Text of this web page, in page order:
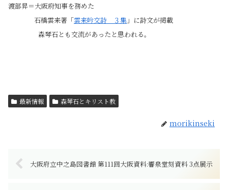
渡部昇＝大阪府知事を務めた
石橋雲来著「雲来吟交詩 ３集 」に詩文が掲載
森琴石とも交流があったと思われる。
最新情報 森琴石とキリスト教
morikinseki
大阪府立中之島図書館 第111回大阪資料:響泉堂刻資料 3点展示